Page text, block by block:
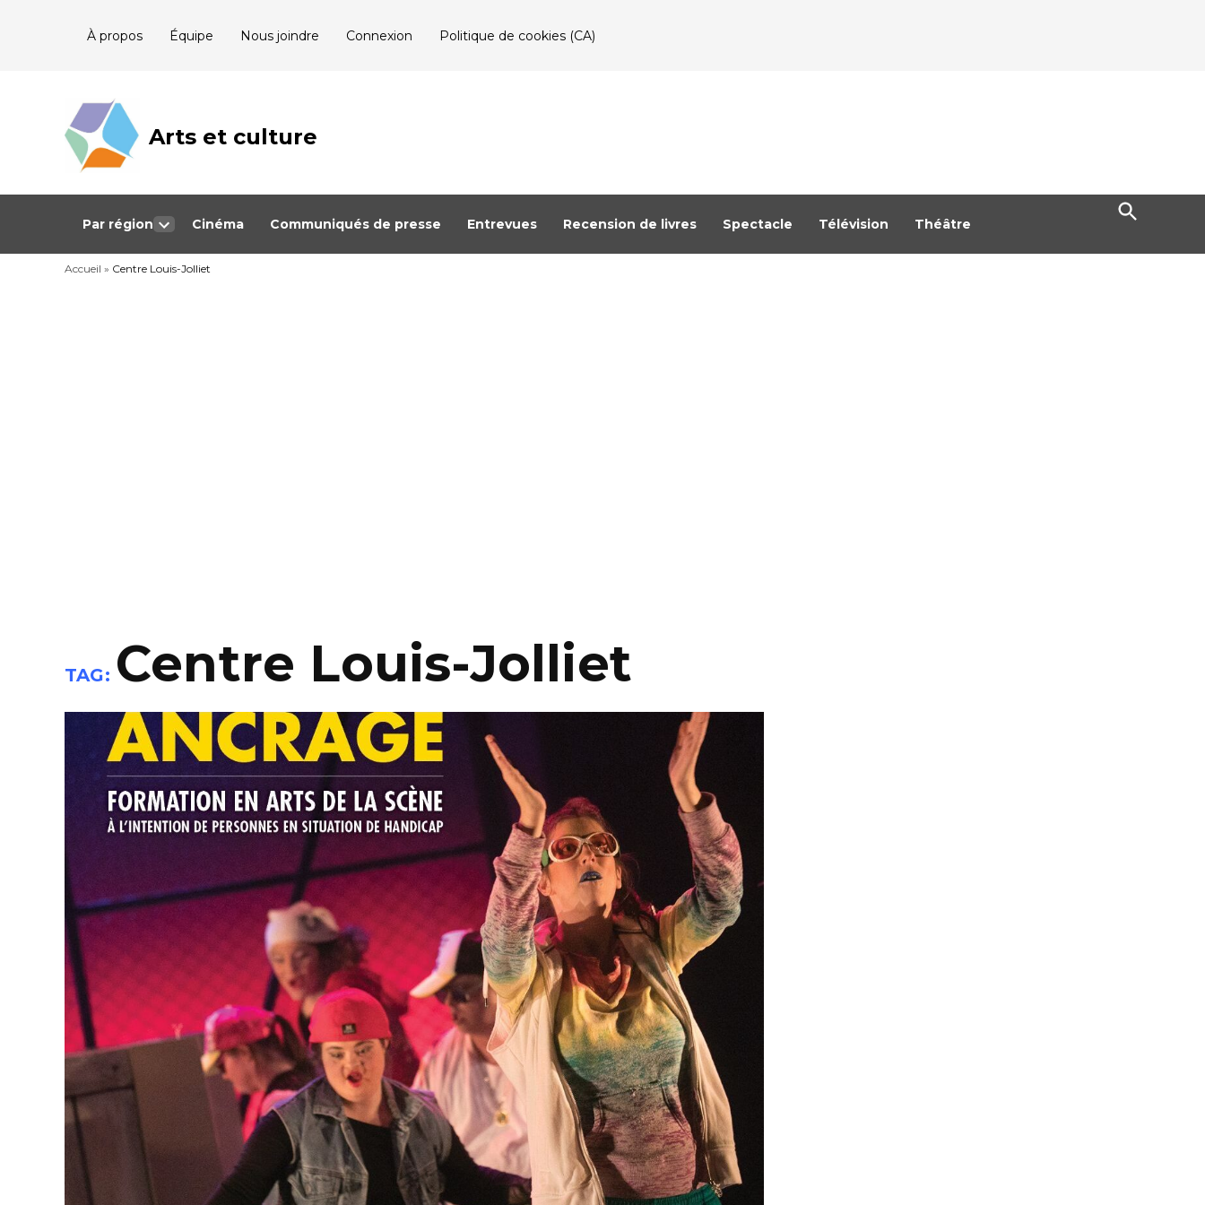
À propos Équipe Nous joindre Connexion Politique de cookies (CA)
Arts et culture
Journalisme
Québec
Par région
dropdown
menu
Cinéma Communiqués de presse Entrevues Recension de livres Spectacle Télévision Théâtre
Open
Search
Accueil » Centre Louis-Jolliet
TAG: Centre Louis-Jolliet